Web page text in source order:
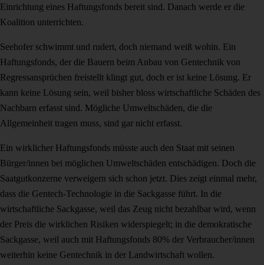
Einrichtung eines Haftungsfonds bereit sind. Danach werde er die
Koalition unterrichten.
Seehofer schwimmt und rudert, doch niemand weiß wohin. Ein
Haftungsfonds, der die Bauern beim Anbau von Gentechnik von
Regressansprüchen freistellt klingt gut, doch er ist keine Lösung. Er
kann keine Lösung sein, weil bisher bloss wirtschaftliche Schäden des
Nachbarn erfasst sind. Mögliche Umweltschäden, die die
Allgemeinheit tragen muss, sind gar nicht erfasst.
Ein wirklicher Haftungsfonds müsste auch den Staat mit seinen
Bürger/innen bei möglichen Umweltschäden entschädigen. Doch die
Saatgutkonzerne verweigern sich schon jetzt. Dies zeigt einmal mehr,
dass die Gentech-Technologie in die Sackgasse führt. In die
wirtschaftliche Sackgasse, weil das Zeug nicht bezahlbar wird, wenn
der Preis die wirklichen Risiken widerspiegelt; in die demokratische
Sackgasse, weil auch mit Haftungsfonds 80% der Verbraucher/innen
weiterhin keine Gentechnik in der Landwirtschaft wollen.